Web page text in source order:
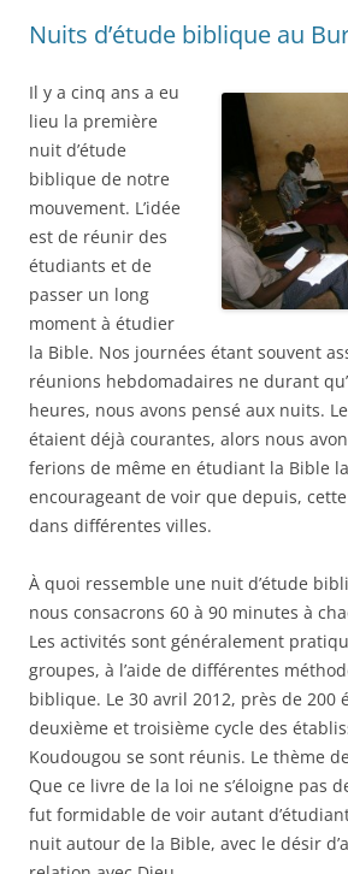
Nuits d’étude biblique au
Il y a cinq ans a eu
lieu la première
nuit d’étude
biblique de notre
mouvement. L’idée
est de réunir des
étudiants et de
passer un long
moment à étudier
la Bible. Nos journées étant souvent
réunions hebdomadaires ne durant
heures, nous avons pensé aux nuits.
étaient déjà courantes, alors nous
ferions de même en étudiant la Bible
encourageant de voir que depuis,
dans différentes villes.
À quoi ressemble une nuit d’étude
nous consacrons 60 à 90 minutes à
Les activités sont généralement
groupes, à l’aide de différentes
biblique. Le 30 avril 2012, près de 200
deuxième et troisième cycle des
Koudougou se sont réunis. Le thème
Que ce livre de la loi ne s’éloigne pas
fut formidable de voir autant
nuit autour de la Bible, avec le désir